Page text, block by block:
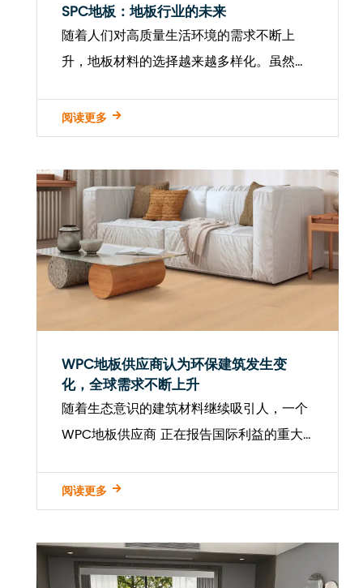
SPC地板：地板行业的未来
随着人们对高质量生活环境的需求不断上
升，地板材料的选择越来越多样化。虽然经
具创新性和环保的选择所取代。在许多新的
地板选项中， SPC地板 凭借其出色的性能
和环境优势，正...
阅读更多
WPC地板供应商认为环保建筑发生变
化，全球需求不断上升
随着生态意识的建筑材料继续吸引人，一个
WPC地板供应商 正在报告国际利益的重大
耐用性，耐水性和低维护吸引力而闻名，在
住宅和商业翻新中都迅速成为首选...
阅读更多